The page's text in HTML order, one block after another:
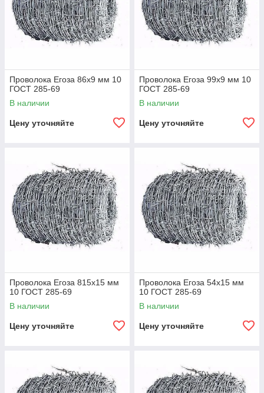
Проволока Егоза 86x9 мм 10
ГОСТ 285-69
В наличии
Цену уточняйте
Проволока Егоза 99x9 мм 10
ГОСТ 285-69
В наличии
Цену уточняйте
Проволока Егоза 815x15 мм
10 ГОСТ 285-69
В наличии
Цену уточняйте
Проволока Егоза 54x15 мм
10 ГОСТ 285-69
В наличии
Цену уточняйте